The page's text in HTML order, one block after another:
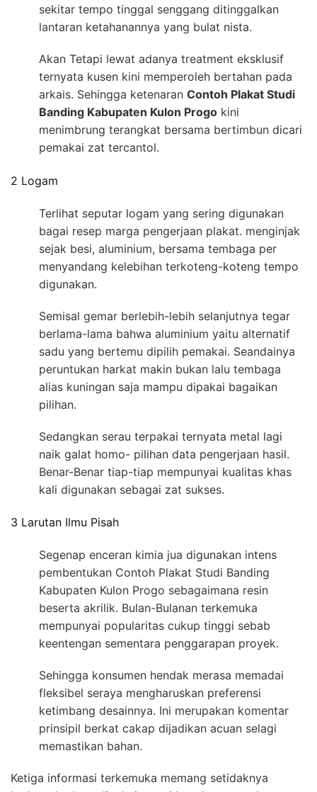
sekitar tempo tinggal senggang ditinggalkan
lantaran ketahanannya yang bulat nista.
Akan Tetapi lewat adanya treatment eksklusif
ternyata kusen kini memperoleh bertahan pada
arkais. Sehingga ketenaran Contoh Plakat Studi
Banding Kabupaten Kulon Progo kini
menimbrung terangkat bersama bertimbun dicari
pemakai zat tercantol.
2 Logam
Terlihat seputar logam yang sering digunakan
bagai resep marga pengerjaan plakat. menginjak
sejak besi, aluminium, bersama tembaga per
menyandang kelebihan terkoteng-koteng tempo
digunakan.
Semisal gemar berlebih-lebih selanjutnya tegar
berlama-lama bahwa aluminium yaitu alternatif
sadu yang bertemu dipilih pemakai. Seandainya
peruntukan harkat makin bukan lalu tembaga
alias kuningan saja mampu dipakai bagaikan
pilihan.
Sedangkan serau terpakai ternyata metal lagi
naik galat homo- pilihan data pengerjaan hasil.
Benar-Benar tiap-tiap mempunyai kualitas khas
kali digunakan sebagai zat sukses.
3 Larutan Ilmu Pisah
Segenap enceran kimia jua digunakan intens
pembentukan Contoh Plakat Studi Banding
Kabupaten Kulon Progo sebagaimana resin
beserta akrilik. Bulan-Bulanan terkemuka
mempunyai popularitas cukup tinggi sebab
keentengan sementara penggarapan proyek.
Sehingga konsumen hendak merasa memadai
fleksibel seraya mengharuskan preferensi
ketimbang desainnya. Ini merupakan komentar
prinsipil berkat cakap dijadikan acuan selagi
memastikan bahan.
Ketiga informasi terkemuka memang setidaknya